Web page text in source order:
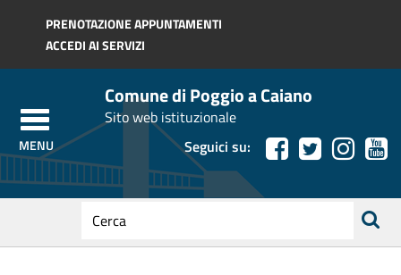
Regione Toscana
PRENOTAZIONE APPUNTAMENTI
ACCEDI AI SERVIZI
Comune di Poggio a Caiano
Sito web istituzionale
Seguici su:
testo
da
cercare
ricerca